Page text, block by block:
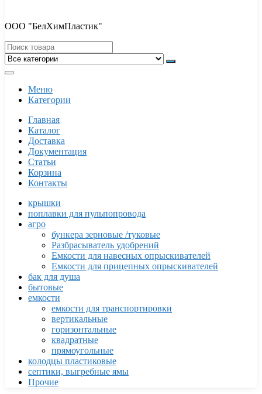
ООО "БелХимПластик"
Меню
Категории
Главная
Каталог
Доставка
Документация
Статьи
Корзина
Контакты
крышки
поплавки для пульпопровода
агро
бункера зерновые /туковые
Разбрасыватель удобрений
Емкости для навесных опрыскивателей
Емкости для прицепных опрыскивателей
бак для душа
бытовые
емкости
емкости для транспортировки
вертикальные
горизонтальные
квадратные
прямоугольные
колодцы пластиковые
септики, выгребные ямы
Прочие